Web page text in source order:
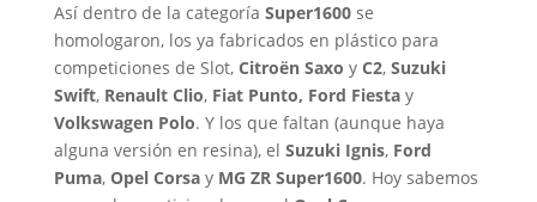
Así dentro de la categoría Super1600se
homologaron, los ya fabricados en plástico para
competiciones de Slot, Citroën Saxo y C2, Suzuki
Swift, Renault Clio, Fiat Punto, Ford Fiestay
Volkswagen Polo. Y los que faltan (aunque haya
alguna versión en resina), el Suzuki Ignis, Ford
Puma, Opel Corsay MG ZR Super1600. Hoy sabemos